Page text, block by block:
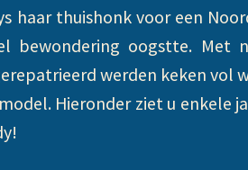
haar thuishonk voor een
bewondering oogstte. Met
werden keken vol
Hieronder ziet u enkele